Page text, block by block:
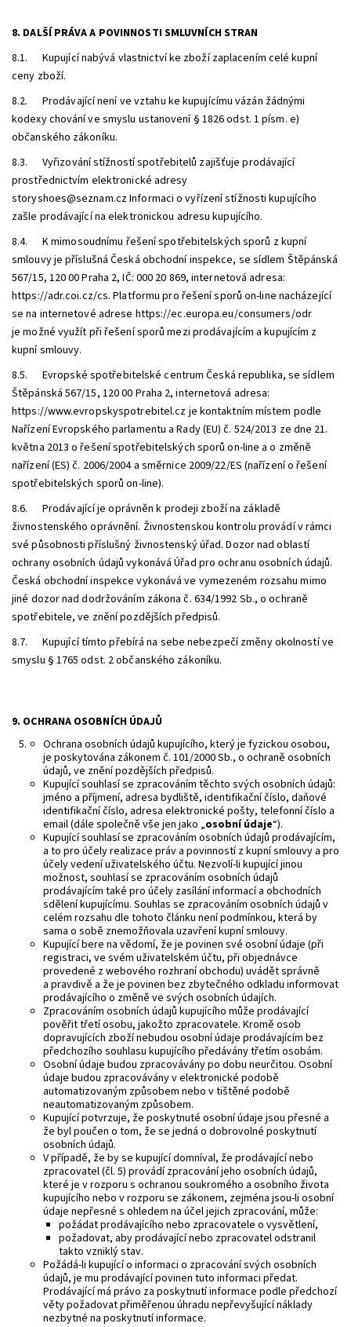
8. DALŠÍ PRÁVA A POVINNOSTI SMLUVNÍCH STRAN
8.1. Kupující nabývá vlastnictví ke zboží zaplacením celé kupní
ceny zboží.
8.2. Prodávající není ve vztahu ke kupujícímu vázán žádnými
kodexy chování ve smyslu ustanovení § 1826 odst. 1 písm. e)
občanského zákoníku.
8.3. Vyřizování stížností spotřebitelů zajišťuje prodávající
prostřednictvím elektronické adresy
storyshoes@seznam.czInformaci o vyřízení stížnosti kupujícího
zašle prodávající na elektronickou adresu kupujícího.
8.4. K mimosoudnímu řešení spotřebitelských sporů z kupní
smlouvy je příslušná Česká obchodní inspekce, se sídlem Štěpánská
567/15, 120 00 Praha 2, IČ: 000 20 869, internetová adresa:
https://adr.coi.cz/cs. Platformu pro řešení sporů on-line nacházející
se na internetové adrese https://ec.europa.eu/consumers/odr
je možné využít při řešení sporů mezi prodávajícím a kupujícím z
kupní smlouvy.
8.5. Evropské spotřebitelské centrum Česká republika, se sídlem
Štěpánská 567/15, 120 00 Praha 2, internetová adresa:
https://www.evropskyspotrebitel.cz je kontaktním místem podle
Nařízení Evropského parlamentu a Rady (EU) č. 524/2013 ze dne 21.
května 2013 o řešení spotřebitelských sporů on-line a o změně
nařízení (ES) č. 2006/2004 a směrnice 2009/22/ES (nařízení o řešení
spotřebitelských sporů on-line).
8.6. Prodávající je oprávněn k prodeji zboží na základě
živnostenského oprávnění. Živnostenskou kontrolu provádí v rámci
své působnosti příslušný živnostenský úřad. Dozor nad oblastí
ochrany osobních údajů vykonává Úřad pro ochranu osobních údajů.
Česká obchodní inspekce vykonává ve vymezeném rozsahu mimo
jiné dozor nad dodržováním zákona č. 634/1992 Sb., o ochraně
spotřebitele, ve znění pozdějších předpisů.
8.7. Kupující tímto přebírá na sebe nebezpečí změny okolností ve
smyslu § 1765 odst. 2 občanského zákoníku.
9. OCHRANA OSOBNÍCH ÚDAJŮ
Ochrana osobních údajů kupujícího, který je fyzickou osobou,
je poskytována zákonem č. 101/2000 Sb., o ochraně osobních
údajů, ve znění pozdějších předpisů.
Kupující souhlasí se zpracováním těchto svých osobních údajů:
jméno a příjmení, adresa bydliště, identifikační číslo, daňové
identifikační číslo, adresa elektronické pošty, telefonní číslo a
email (dále společně vše jen jako „osobní údaje“).
Kupující souhlasí se zpracováním osobních údajů prodávajícím,
a to pro účely realizace práv a povinností z kupní smlouvy a pro
účely vedení uživatelského účtu. Nezvolí-li kupující jinou
možnost, souhlasí se zpracováním osobních údajů
prodávajícím také pro účely zasílání informací a obchodních
sdělení kupujícímu. Souhlas se zpracováním osobních údajů v
celém rozsahu dle tohoto článku není podmínkou, která by
sama o sobě znemožňovala uzavření kupní smlouvy.
Kupující bere na vědomí, že je povinen své osobní údaje (při
registraci, ve svém uživatelském účtu, při objednávce
provedené z webového rozhraní obchodu) uvádět správně
a pravdivě a že je povinen bez zbytečného odkladu informovat
prodávajícího o změně ve svých osobních údajích.
Zpracováním osobních údajů kupujícího může prodávající
pověřit třetí osobu, jakožto zpracovatele. Kromě osob
dopravujících zboží nebudou osobní údaje prodávajícím bez
předchozího souhlasu kupujícího předávány třetím osobám.
Osobní údaje budou zpracovávány po dobu neurčitou. Osobní
údaje budou zpracovávány v elektronické podobě
automatizovaným způsobem nebo v tištěné podobě
neautomatizovaným způsobem.
Kupující potvrzuje, že poskytnuté osobní údaje jsou přesné a
že byl poučen o tom, že se jedná o dobrovolné poskytnutí
osobních údajů.
V případě, že by se kupující domníval, že prodávající nebo
zpracovatel (čl. 5) provádí zpracování jeho osobních údajů,
které je v rozporu s ochranou soukromého a osobního života
kupujícího nebo v rozporu se zákonem, zejména jsou-li osobní
údaje nepřesné s ohledem na účel jejich zpracování, může:
požádat prodávajícího nebo zpracovatele o vysvětlení,
požadovat, aby prodávající nebo zpracovatel odstranil
takto vzniklý stav.
Požádá-li kupující o informaci o zpracování svých osobních
údajů, je mu prodávající povinen tuto informaci předat.
Prodávající má právo za poskytnutí informace podle předchozí
věty požadovat přiměřenou úhradu nepřevyšující náklady
nezbytné na poskytnutí informace.